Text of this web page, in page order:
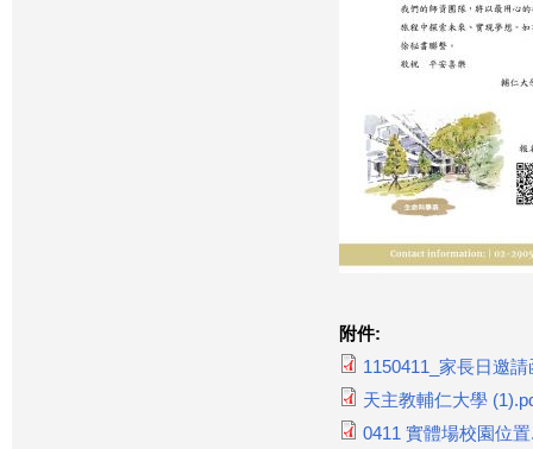
附件:
1150411_家長日邀請
天主教輔仁大學
0411 實體場校園位